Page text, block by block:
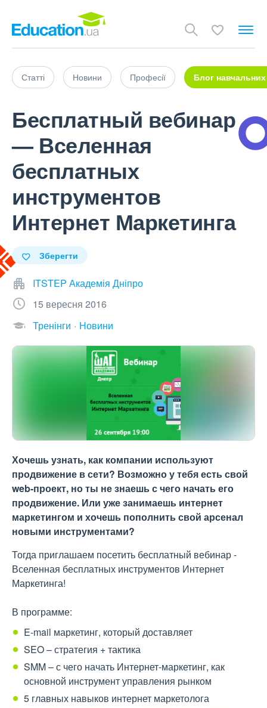
Статті Новини Професії Блог навчальних
Бесплатный вебинар
— Вселенная
бесплатных
инструментов
Интернет Маркетинга
Зберегти
ITSTEP Академія Дніпро
15 вересня 2016
Тренінги
Новини
Хочешь узнать, как компании используют
продвижение в сети? Возможно у тебя есть свой
web-проект, но ты не знаешь с чего начать его
продвижение. Или уже занимаешь интернет
маркетингом и хочешь пополнить свой арсенал
новыми инструментами?
Тогда приглашаем посетить бесплатный вебинар -
Вселенная бесплатных инструментов Интернет
Маркетинга!
В программе:
E-mail маркетинг, который доставляет
SEO – стратегия + тактика
SMM – с чего начать Интернет-маркетинг, как
основной инструмент управления рынком
5 главных навыков интернет маркетолога